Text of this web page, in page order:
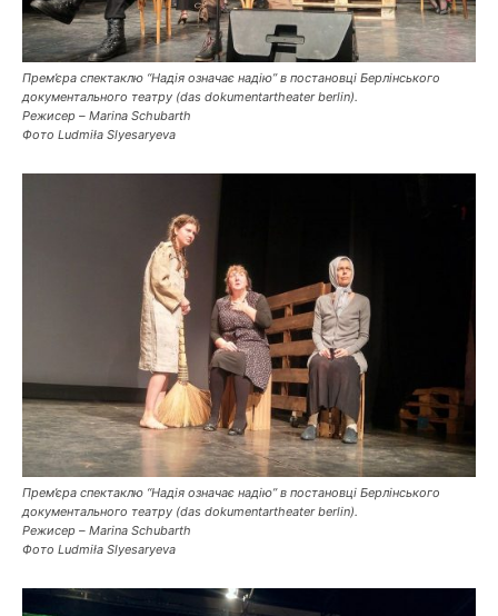
Прем’єра спектаклю “Надія означає надію” в постановці Берлінського
документального театру (das dokumentartheater berlin).
Режисер – Marina Schubarth
Фото Ludmiła Slyesaryeva
Прем’єра спектаклю “Надія означає надію” в постановці Берлінського
документального театру (das dokumentartheater berlin).
Режисер – Marina Schubarth
Фото Ludmiła Slyesaryeva